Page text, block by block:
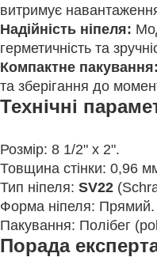
витримує
Надійність ніпеля:
герметичність та
Компактне пакування:
та зберігання до
Технічні
Розмір: 8 1/2" x 2".
Товщина стінки: 0,96
Тип ніпеля: SV22
Форма ніпеля: Прямий.
Пакування: Полібег
Порада